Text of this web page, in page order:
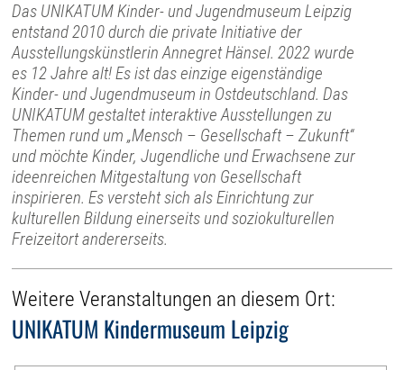
Das UNIKATUM Kinder- und Jugendmuseum Leipzig
entstand 2010 durch die private Initiative der
Ausstellungskünstlerin Annegret Hänsel. 2022 wurde
es 12 Jahre alt! Es ist das einzige eigenständige
Kinder- und Jugendmuseum in Ostdeutschland. Das
UNIKATUM gestaltet interaktive Ausstellungen zu
Themen rund um „Mensch – Gesellschaft – Zukunft“
und möchte Kinder, Jugendliche und Erwachsene zur
ideenreichen Mitgestaltung von Gesellschaft
inspirieren. Es versteht sich als Einrichtung zur
kulturellen Bildung einerseits und soziokulturellen
Freizeitort andererseits.
Weitere Veranstaltungen an diesem Ort:
UNIKATUM Kindermuseum Leipzig